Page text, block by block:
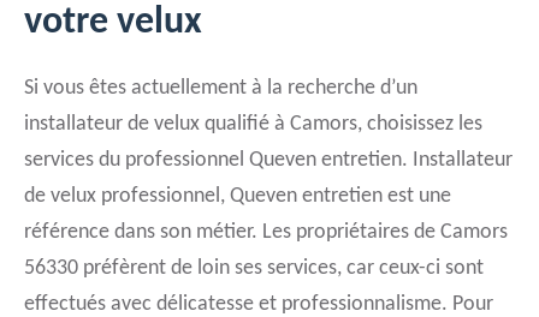
votre velux
Si vous êtes actuellement à la recherche d’un
installateur de velux qualifié à Camors, choisissez les
services du professionnel Queven entretien. Installateur
de velux professionnel, Queven entretien est une
référence dans son métier. Les propriétaires de Camors
56330 préfèrent de loin ses services, car ceux-ci sont
effectués avec délicatesse et professionnalisme. Pour